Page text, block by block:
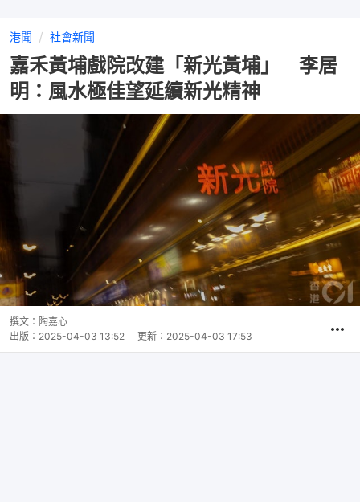
港聞 社會新聞
嘉禾黃埔戲院改建「新光黃埔」 李居
明：風水極佳望延續新光精神
撰文： 陶嘉心
出版： 2025-04-03 13:52 更新： 2025-04-03 17:53